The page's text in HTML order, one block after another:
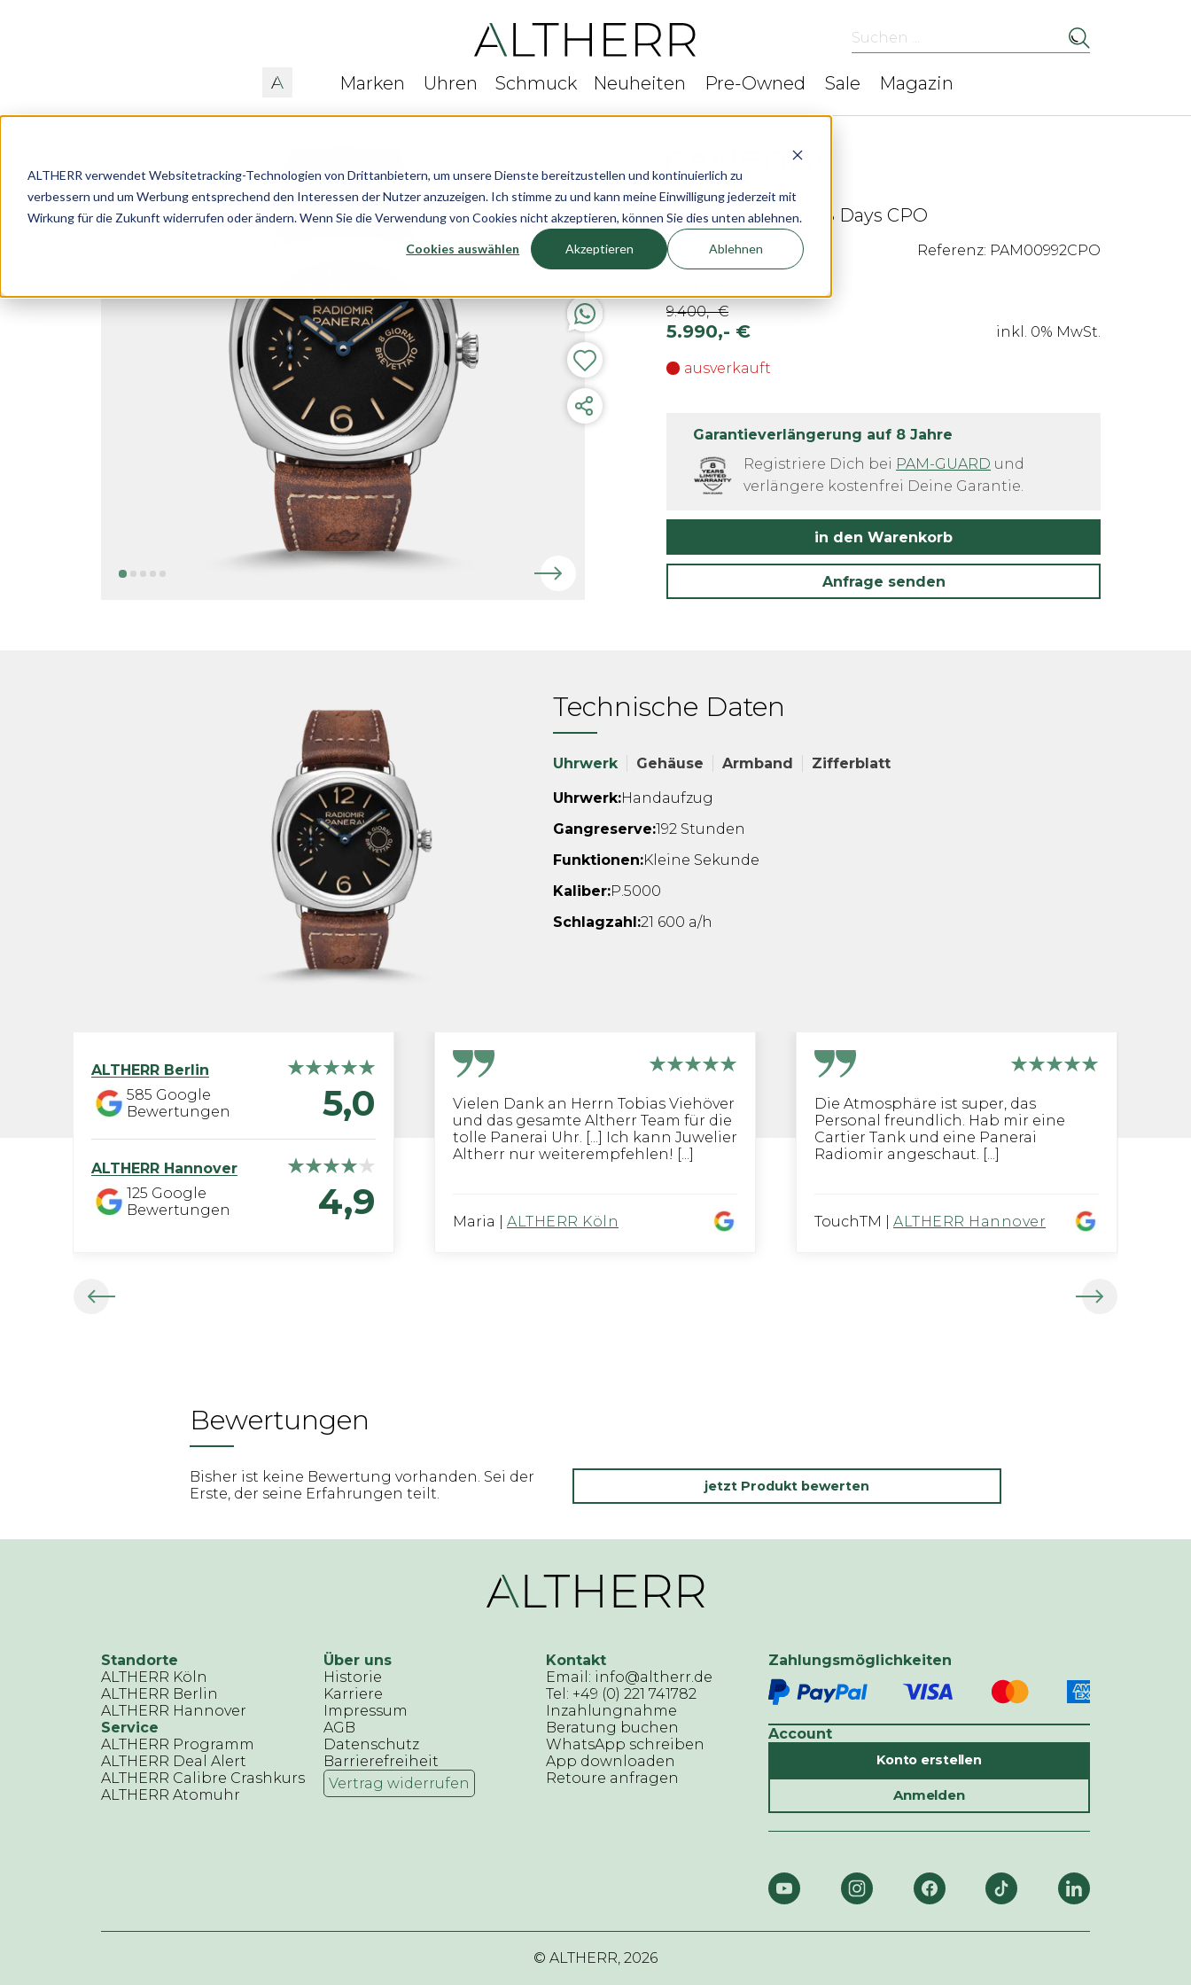
ALTHERR verwendet Websitetracking-Technologien von Drittanbietern, um unsere Dienste bereitzustellen und kontinuierlich zu
verbessern und um Werbung entsprechend den Interessen der Nutzer anzuzeigen. Ich stimme zu und kann meine Einwilligung jederzeit mit
Wirkung für die Zukunft widerrufen oder ändern. Wenn Sie die Verwendung von Cookies nicht akzeptieren, können Sie dies unten ablehnen.
Cookies auswählen Akzeptieren Ablehnen
Suchen ...
Marken Uhren Schmuck Neuheiten Pre-Owned Sale Magazin
Panerai Radiomir 8 Days CPO
Ø 45 mm Referenz: PAM00992CPO
5.990,- €
9.400,- €
inkl. 0% MwSt.
ausverkauft
Garantieverlängerung auf 8 Jahre
Registriere Dich bei PAM-GUARD und
verlängere kostenfrei Deine Garantie.
in den Warenkorb
Anfrage senden
Technische Daten
Uhrwerk Gehäuse Armband Zifferblatt
Uhrwerk:Handaufzug
Gangreserve:192 Stunden
Funktionen:Kleine Sekunde
Kaliber:P.5000
Schlagzahl:21 600 a/h
ALTHERR Berlin
585 Google
Bewertungen
5,0
ALTHERR Hannover
125 Google
Bewertungen
4,9
Vielen Dank an Herrn Tobias Viehöver
und das gesamte Altherr Team für die
tolle Panerai Uhr. [...] Ich kann Juwelier
Altherr nur weiterempfehlen! [...]
Maria ALTHERR Köln
Die Atmosphäre ist super, das
Personal freundlich. Hab mir eine
Cartier Tank und eine Panerai
Radiomir angeschaut. [...]
TouchTM ALTHERR Hannover
Bewertungen
Bisher ist keine Bewertung vorhanden. Sei der
Erste, der seine Erfahrungen teilt.
jetzt Produkt bewerten
Standorte
ALTHERR Köln
ALTHERR Berlin
ALTHERR Hannover
Service
ALTHERR Programm
ALTHERR Deal Alert
ALTHERR Calibre Crashkurs
ALTHERR Atomuhr
Über uns
Historie
Karriere
Impressum
AGB
Datenschutz
Barrierefreiheit
Vertrag widerrufen
Kontakt
Email: info@altherr.de
Tel: +49 (0) 221 741782
Inzahlungnahme
Beratung buchen
WhatsApp schreiben
App downloaden
Retoure anfragen
Zahlungsmöglichkeiten
Account
Konto erstellen
Anmelden
© ALTHERR, 2026